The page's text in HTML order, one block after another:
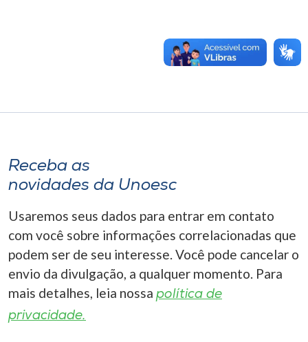
Receba as
novidades da Unoesc
Usaremos seus dados para entrar em contato
com você sobre informações correlacionadas que
podem ser de seu interesse. Você pode cancelar o
envio da divulgação, a qualquer momento. Para
mais detalhes, leia nossa política de
privacidade.